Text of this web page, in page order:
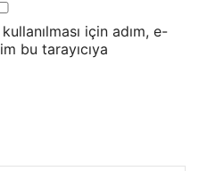
için adım, e-
bu tarayıcıya